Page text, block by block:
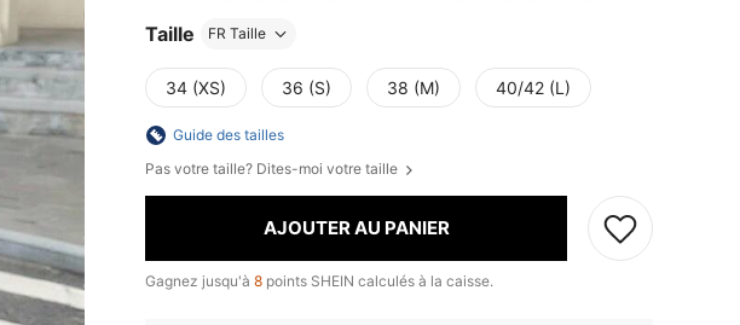
Taille FR Taille
34 (XS) 36 (S) 38 (M) 40/42 (L)
Guide des tailles
Pas votre taille? Dites-moi votre taille
AJOUTER AU PANIER
Gagnez jusqu'à 8 points SHEIN calculés à la caisse.